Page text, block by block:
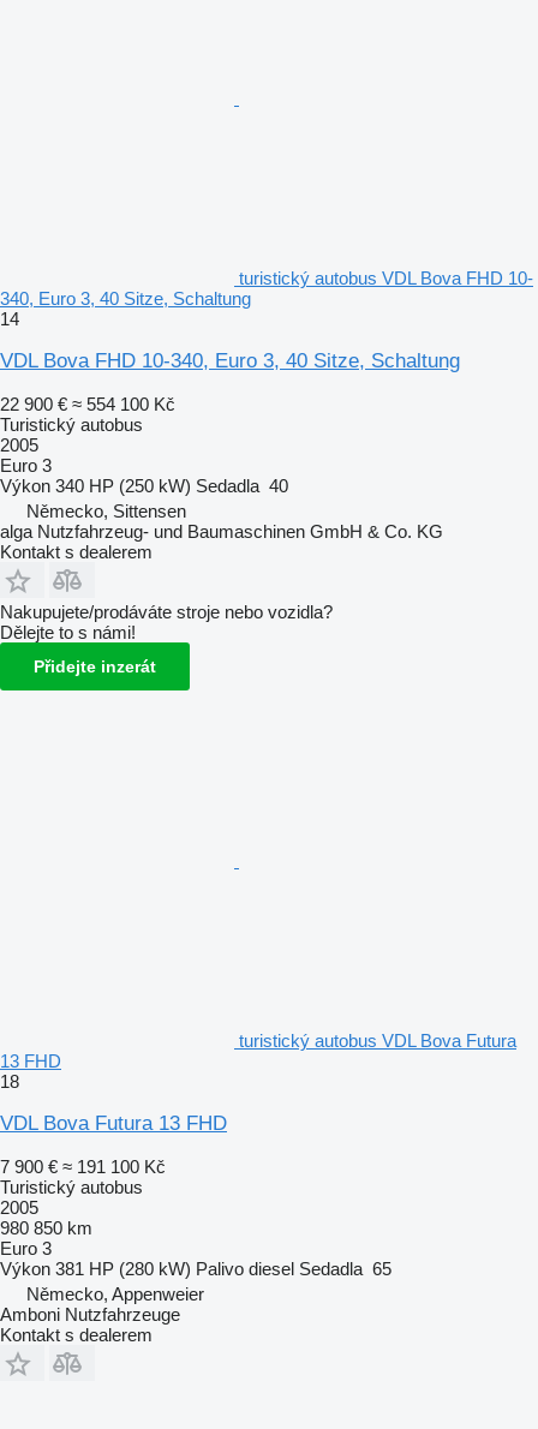
turistický autobus VDL Bova FHD 10-
340, Euro 3, 40 Sitze, Schaltung
14
VDL Bova FHD 10-340, Euro 3, 40 Sitze, Schaltung
22 900 € ≈ 554 100 Kč
Turistický autobus
2005
Euro 3
Výkon 340 HP (250 kW) Sedadla 40
Německo, Sittensen
alga Nutzfahrzeug- und Baumaschinen GmbH & Co. KG
Kontakt s dealerem
Nakupujete/prodáváte stroje nebo vozidla?
Dělejte to s námi!
Přidejte inzerát
turistický autobus VDL Bova Futura
13 FHD
18
VDL Bova Futura 13 FHD
7 900 € ≈ 191 100 Kč
Turistický autobus
2005
980 850 km
Euro 3
Výkon 381 HP (280 kW) Palivo diesel Sedadla 65
Německo, Appenweier
Amboni Nutzfahrzeuge
Kontakt s dealerem